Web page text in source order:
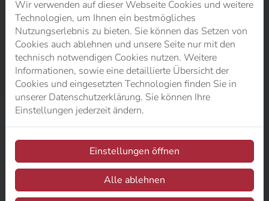
Wir verwenden auf dieser Webseite Cookies und weitere
Technologien, um Ihnen ein bestmögliches
Nutzungserlebnis zu bieten. Sie können das Setzen von
Cookies auch ablehnen und unsere Seite nur mit den
technisch notwendigen Cookies nutzen. Weitere
Informationen, sowie eine detaillierte Übersicht der
Cookies und eingesetzten Technologien finden Sie in
unserer Datenschutzerklärung. Sie können Ihre
Einstellungen jederzeit ändern.
Einstellungen öffnen
Alle ablehnen